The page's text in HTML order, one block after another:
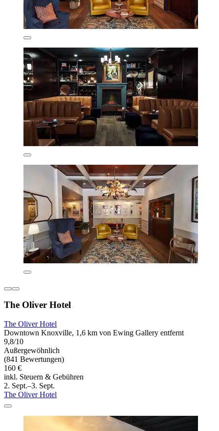
The Oliver Hotel
The Oliver Hotel
Downtown Knoxville, 1,6 km von Ewing Gallery entfernt
9,8/10
Außergewöhnlich
(841 Bewertungen)
160 €
inkl. Steuern & Gebühren
2. Sept.–3. Sept.
The Oliver Hotel